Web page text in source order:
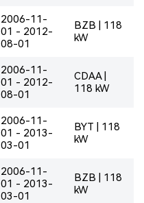
2006-11-
01 - 2012-
08-01
BZB | 118
kW
2006-11-
01 - 2012-
08-01
CDAA |
118 kW
2006-11-
01 - 2013-
03-01
BYT | 118
kW
2006-11-
01 - 2013-
03-01
BZB | 118
kW